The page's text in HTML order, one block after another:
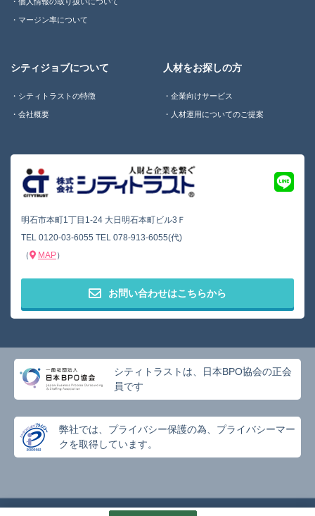
明石市本町1丁目1-24 大日明石本町ビル3Ｆ
TEL 0120-03-6055 TEL 078-913-6055(代)
（
MAP）
お問い合わせはこちらから
個人情報の取り扱いについて
マージン率について
シティジョブについて
シティトラストの特徴
会社概要
人材をお探しの方
企業向けサービス
人材運用についてのご提案
シティトラストは、日本BPO協会の正会
員です
弊社では、プライバシー保護の為、プライバシーマー
クを取得しています。